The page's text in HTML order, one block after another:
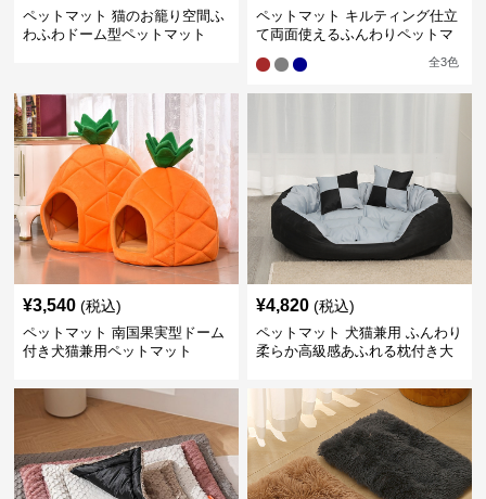
ペットマット 猫のお籠り空間ふ
わふわドーム型ペットマット
ペットマット キルティング仕立
て両面使えるふんわりペットマ
全3色
¥3,540 (税込)
ペットマット 南国果実型ドーム
付き犬猫兼用ペットマット
¥4,820 (税込)
ペットマット 犬猫兼用 ふんわり
柔らか高級感あふれる枕付き大